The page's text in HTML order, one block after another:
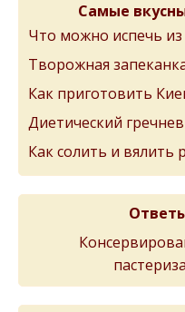
Самые
Что можно испечь
Творожная
Как приготовить
Диетический
Как солить и вялить